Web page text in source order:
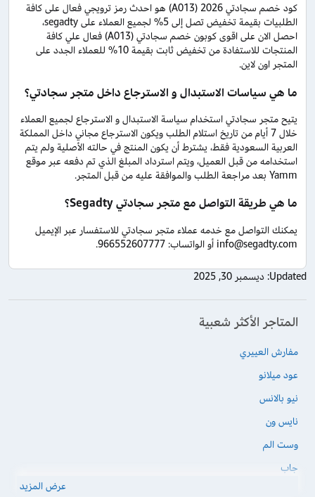
كود خصم سجادتي 2026 (A013) هو احدث رمز ترويجي فعال على كافة
الطلبيات بقيمة تخفيض تصل إلى 5% لجميع العملاء على segadty،
احصل الان على اقوى كوبون خصم سجادتي (A013) فعال علي كافة
المنتجات للاستفادة من تخفيض ثابت بقيمة 10% للعملاء الجدد على
المتجر اون لاين.
ما هي سياسات الاستبدال و الاسترجاع داخل متجر سجادتي؟
يتيح متجر سجادتي استخدام سياسة الاستبدال و الاسترجاع لجميع العملاء
خلال 7 أيام من تاريخ استلام الطلب ويكون الاسترجاع مجاني داخل المملكة
العربية السعودية فقط، يشترط أن يكون المنتج في حالته الأصلية ولم يتم
استخدامه من قبل العميل، ويتم استرداد المبلغ الذي تم دفعه عبر موقع
Yamm بعد مراجعة الطلب والموافقة عليه من قبل المتجر.
ما هي طريقة التواصل مع متجر سجادتي Segadty؟
يمكنك التواصل مع خدمه عملاء متجر سجادتي للاستفسار عبر الإيميل
info@segadty.com أو الواتساب: 966552607777.
Updated: ديسمبر 30, 2025
المتاجر الأكثر شعبية
مفارش العييري
عود ميلانو
نيو بالانس
نايس ون
وست الم
جاب
عرض المزيد